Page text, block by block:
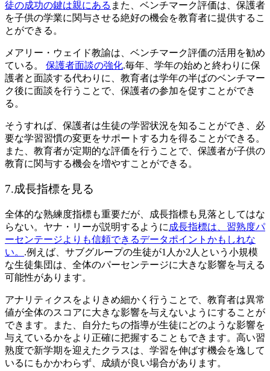
徒の成功の鍵は親にある また、ベンチマーク評価は、保護者
を子供の学業に関与させる絶好の機会を教育者に提供するこ
とができる。
メアリー・ウェイド教諭は、ベンチマーク評価の活用を勧め
ている。 保護者面談の強化.毎年、学年の始めと終わりに保
護者と面談する代わりに、教育者は学年の半ばのベンチマー
ク後に面談を行うことで、保護者の参加を促すことができ
る。
そうすれば、保護者は生徒の学習状況を知ることができ、必
要な学習習慣の変更をサポートする力を得ることができる。
また、教育者が定期的な評価を行うことで、保護者が子供の
教育に関与する機会を増やすことができる。
7.成長指標を見る
全体的な熟練度指標も重要だが、成長指標も見落としてはな
らない。ヤナ・リーが説明するように 成長指標は、習熟度パ
ーセンテージよりも信頼できるデータポイントかもしれな
い。 .例えば、サブグループの生徒が1人か2人という小規模
な生徒集団は、全体のパーセンテージに大きな影響を与える
可能性があります。
アナリティクスをよりきめ細かく行うことで、教育者は異常
値が全体のスコアに大きな影響を与えないようにすることが
できます。また、自分たちの指導が生徒にどのような影響を
与えているかをより正確に把握することもできます。高い習
熟度で新学期を迎えたクラスは、学習を伸ばす機会を逸して
いるにもかかわらず、成績が良い場合があります。